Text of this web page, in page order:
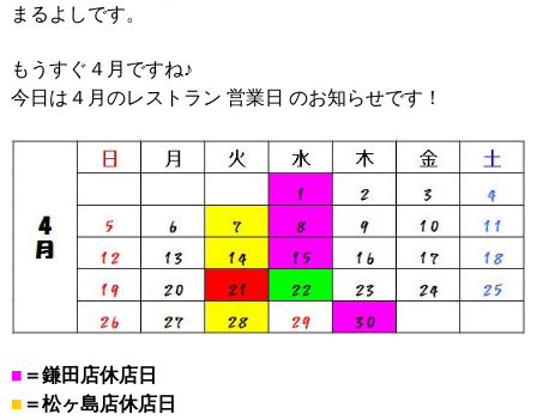
まるよしです。
もうすぐ４月ですね♪
今日は４月のレストラン 営業日 のお知らせです！
■ ＝鎌田店休店日
■ ＝松ヶ島店休店日